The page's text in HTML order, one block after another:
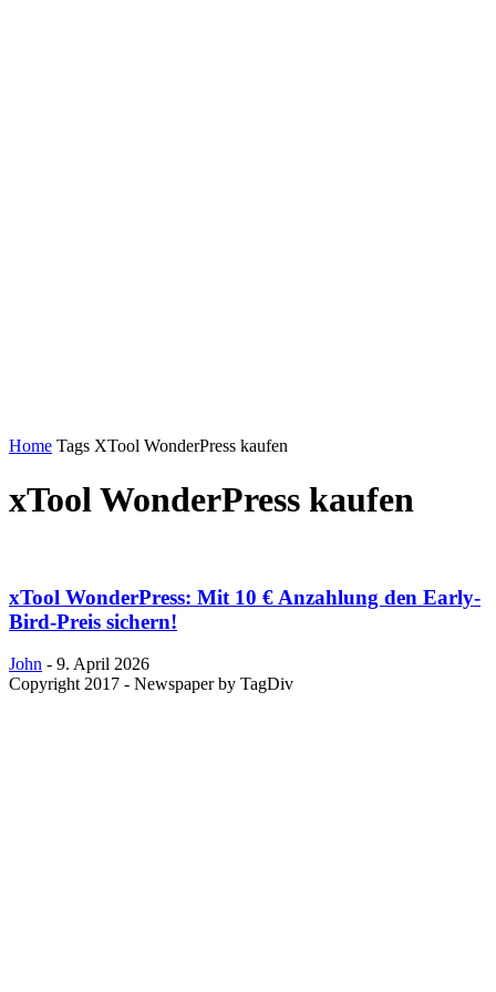
Home Tags XTool WonderPress kaufen
xTool WonderPress kaufen
xTool WonderPress: Mit 10 € Anzahlung den Early-
Bird-Preis sichern!
John - 9. April 2026
Copyright 2017 - Newspaper by TagDiv